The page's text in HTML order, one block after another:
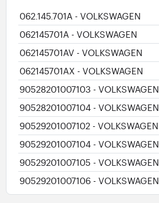
062.145.701A - VOLKSWAGEN
062145701A - VOLKSWAGEN
062145701AV - VOLKSWAGEN
062145701AX - VOLKSWAGEN
90528201007103 - VOLKSWAGEN
90528201007104 - VOLKSWAGEN
90529201007102 - VOLKSWAGEN
90529201007104 - VOLKSWAGEN
90529201007105 - VOLKSWAGEN
90529201007106 - VOLKSWAGEN